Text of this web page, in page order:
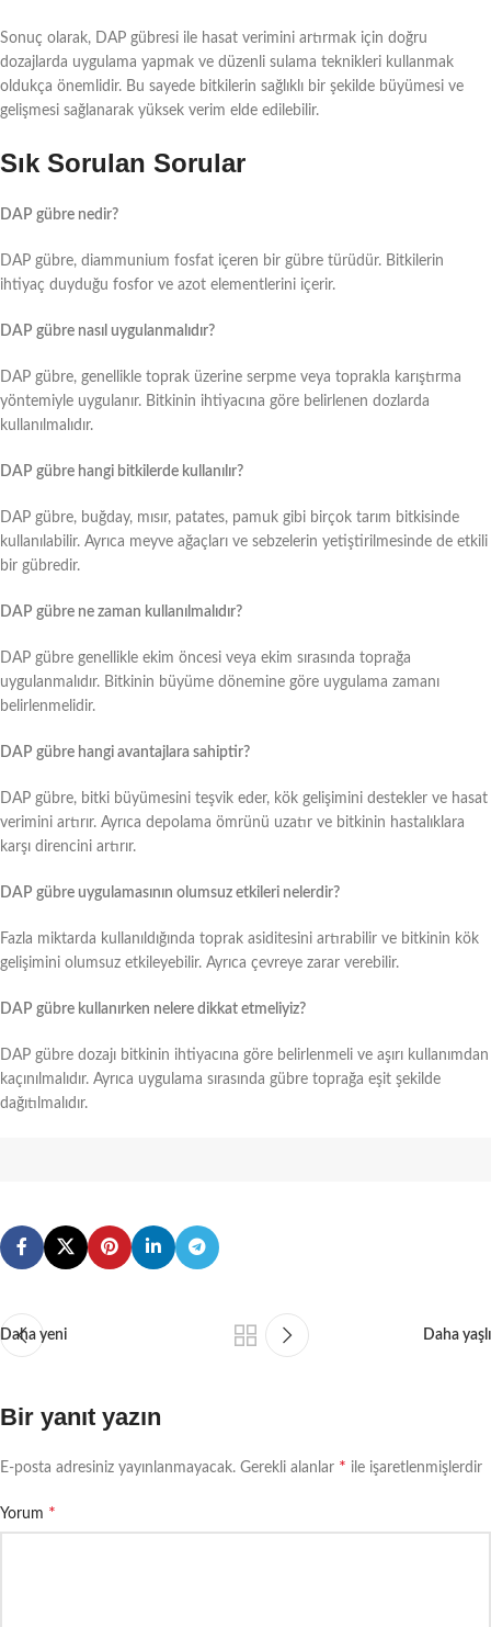
Sonuç olarak, DAP gübresi ile hasat verimini artırmak için doğru
dozajlarda uygulama yapmak ve düzenli sulama teknikleri kullanmak
oldukça önemlidir. Bu sayede bitkilerin sağlıklı bir şekilde büyümesi ve
gelişmesi sağlanarak yüksek verim elde edilebilir.
Sık Sorulan Sorular
DAP gübre nedir?
DAP gübre, diammunium fosfat içeren bir gübre türüdür. Bitkilerin
ihtiyaç duyduğu fosfor ve azot elementlerini içerir.
DAP gübre nasıl uygulanmalıdır?
DAP gübre, genellikle toprak üzerine serpme veya toprakla karıştırma
yöntemiyle uygulanır. Bitkinin ihtiyacına göre belirlenen dozlarda
kullanılmalıdır.
DAP gübre hangi bitkilerde kullanılır?
DAP gübre, buğday, mısır, patates, pamuk gibi birçok tarım bitkisinde
kullanılabilir. Ayrıca meyve ağaçları ve sebzelerin yetiştirilmesinde de etkili
bir gübredir.
DAP gübre ne zaman kullanılmalıdır?
DAP gübre genellikle ekim öncesi veya ekim sırasında toprağa
uygulanmalıdır. Bitkinin büyüme dönemine göre uygulama zamanı
belirlenmelidir.
DAP gübre hangi avantajlara sahiptir?
DAP gübre, bitki büyümesini teşvik eder, kök gelişimini destekler ve hasat
verimini artırır. Ayrıca depolama ömrünü uzatır ve bitkinin hastalıklara
karşı direncini artırır.
DAP gübre uygulamasının olumsuz etkileri nelerdir?
Fazla miktarda kullanıldığında toprak asiditesini artırabilir ve bitkinin kök
gelişimini olumsuz etkileyebilir. Ayrıca çevreye zarar verebilir.
DAP gübre kullanırken nelere dikkat etmeliyiz?
DAP gübre dozajı bitkinin ihtiyacına göre belirlenmeli ve aşırı kullanımdan
kaçınılmalıdır. Ayrıca uygulama sırasında gübre toprağa eşit şekilde
dağıtılmalıdır.
Daha yeni Daha yaşlı
Bir yanıt yazın
E-posta adresiniz yayınlanmayacak. Gerekli alanlar * ile işaretlenmişlerdir
Yorum *